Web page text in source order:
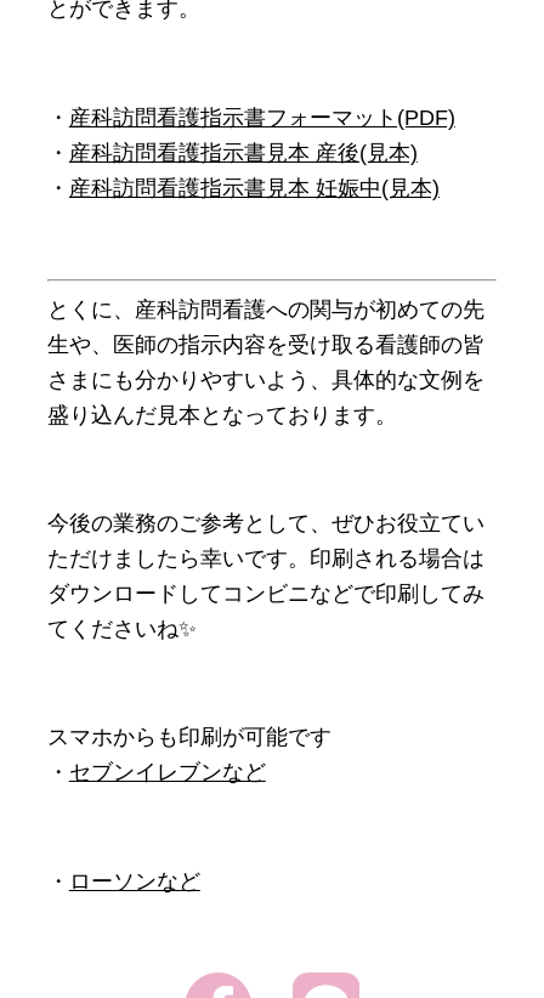
とができます。
・ 産科訪問看護指示書フォーマット(PDF)
・ 産科訪問看護指示書見本 産後(見本)
・ 産科訪問看護指示書見本 妊娠中(見本)
とくに、産科訪問看護への関与が初めての先
生や、医師の指示内容を受け取る看護師の皆
さまにも分かりやすいよう、具体的な文例を
盛り込んだ見本となっております。
今後の業務のご参考として、ぜひお役立てい
ただけましたら幸いです。印刷される場合は
ダウンロードしてコンビニなどで印刷してみ
てくださいね✨
スマホからも印刷が可能です
・ セブンイレブンなど
・ ローソンなど